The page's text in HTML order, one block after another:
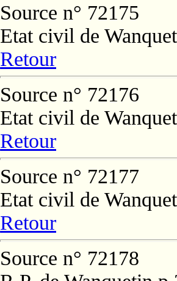
Source n° 72175
Etat civil de
Retour
Source n° 72176
Etat civil de
Retour
Source n° 72177
Etat civil de
Retour
Source n° 72178